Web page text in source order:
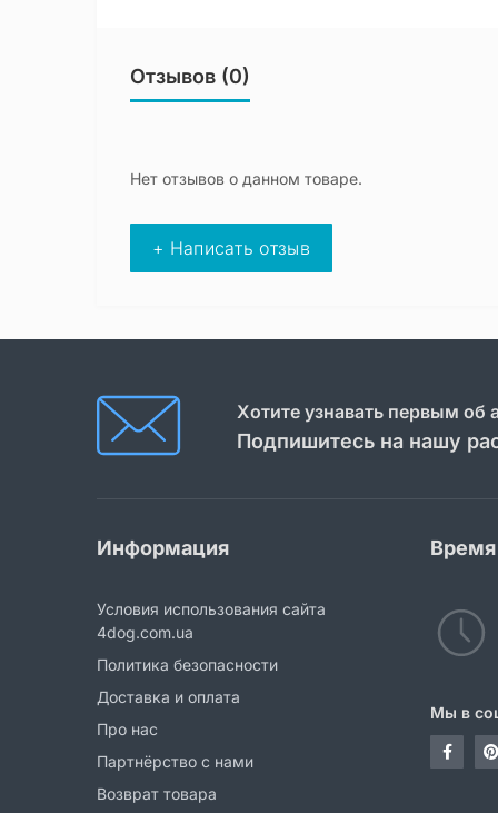
Отзывов (0)
Нет отзывов о данном товаре.
+ Написать отзыв
Хотите узнавать первым об
Подпишитесь на нашу
Информация
Условия использования сайта
4dog.com.ua
Политика безопасности
Доставка и оплата
Про нас
Партнёрство с нами
Возврат товара
Мы в